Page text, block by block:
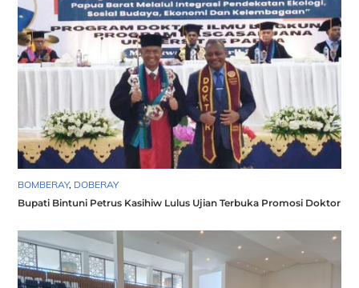
BOMBERAY, DOBERAY
Bupati Bintuni Petrus Kasihiw Lulus Ujian Terbuka Promosi Doktor